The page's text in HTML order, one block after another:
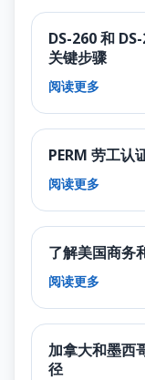
DS-260 和
关键步骤
阅读更多
PERM 劳工认
阅读更多
了解美国商务
阅读更多
加拿大和墨西
径